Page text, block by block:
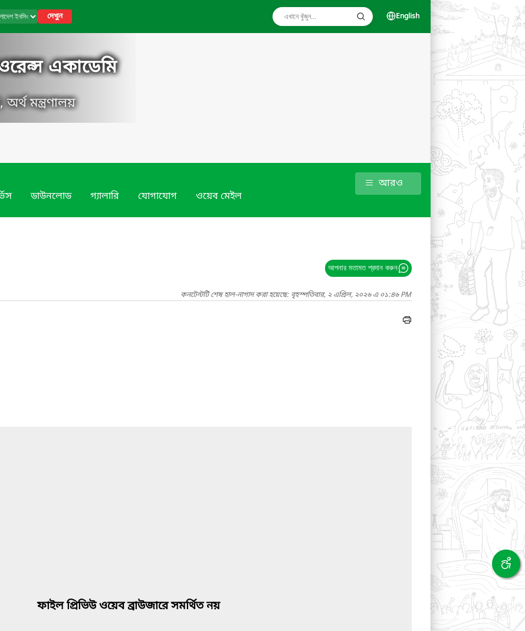
দেখুন English
একাডেমি
অর্থ মন্ত্রণালয়
ডাউনলোড গ্যালারি যোগাযোগ ওয়েব মেইল
আরও
আপনার মতামত প্রদান করুন
কনটেন্টটি শেষ হাল-নাগাদ করা হয়েছে: বৃহস্পতিবার, ২ এপ্রিল, ২০২৬ এ ০১:৪৬ PM
ফাইল প্রিভিউ ওয়েব ব্রাউজারে সমর্থিত নয়